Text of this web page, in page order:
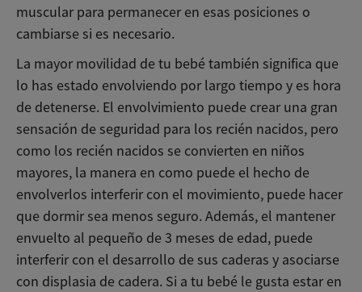
muscular para permanecer en esas posiciones o
cambiarse si es necesario.
La mayor movilidad de tu bebé también significa que
lo has estado envolviendo por largo tiempo y es hora
de detenerse. El envolvimiento puede crear una gran
sensación de seguridad para los recién nacidos, pero
como los recién nacidos se convierten en niños
mayores, la manera en como puede el hecho de
envolverlos interferir con el movimiento, puede hacer
que dormir sea menos seguro. Además, el mantener
envuelto al pequeño de 3 meses de edad, puede
interferir con el desarrollo de sus caderas y asociarse
con displasia de cadera. Si a tu bebé le gusta estar en